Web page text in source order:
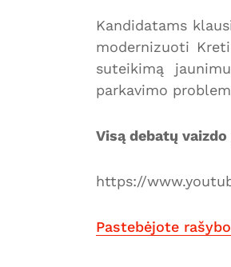
Kandidatams
modernizuoti
suteikimą
parkavimo
Visą debatų
https://
Pastebėjote